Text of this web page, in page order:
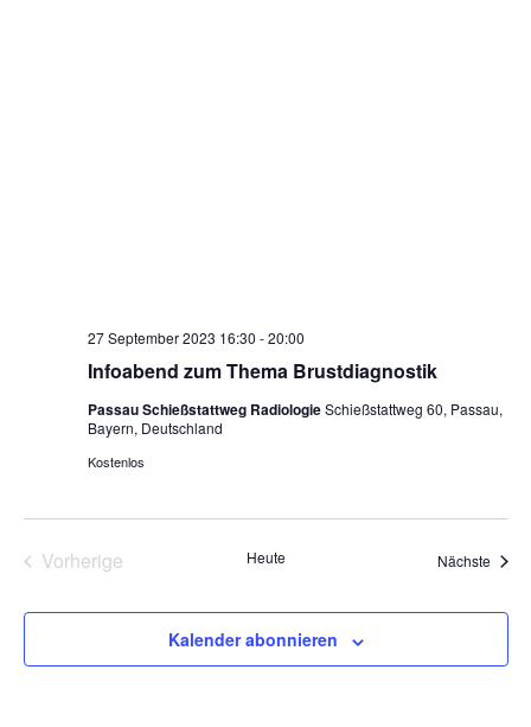
Infoabend zum Thema Brustdiagnostik
27 September 2023 16:30 -20:00
Passau Schießstattweg RadiologieSchießstattweg 60, Passau,
Bayern, Deutschland
Kostenlos
VorherigeVeranstaltungenHeute Nächste
Kalender abonnieren